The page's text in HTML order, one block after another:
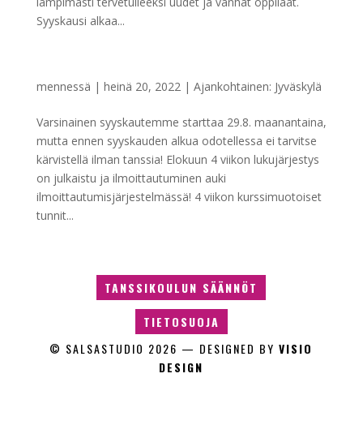
Syyskausi alkaa...
mennessä | heinä 20, 2022| Ajankohtainen: Jyväskylä
Varsinainen syyskautemme starttaa 29.8. maanantaina,
mutta ennen syyskauden alkua odotellessa ei tarvitse
kärvistellä ilman tanssia! Elokuun 4 viikon lukujärjestys
on julkaistu ja ilmoittautuminen auki
ilmoittautumisjärjestelmässä! 4 viikon kurssimuotoiset
tunnit...
TANSSIKOULUN SÄÄNNÖT
TIETOSUOJA
© SALSASTUDIO 2026 — DESIGNED BYVISIO
DESIGN